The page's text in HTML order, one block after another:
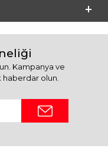
Kampanya ve
olun.